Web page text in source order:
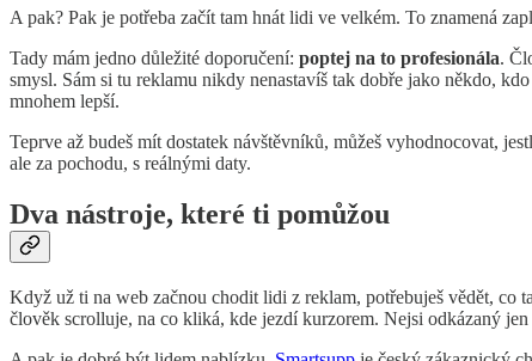
A pak? Pak je potřeba začít tam hnát lidi ve velkém. To znamená
Tady mám jedno důležité doporučení: poptej na to profesionála.
smysl. Sám si tu reklamu nikdy nenastavíš tak dobře jako někdo,
mnohem lepší.
Teprve až budeš mít dostatek návštěvníků, můžeš vyhodnocovat,
ale za pochodu, s reálnými daty.
Dva nástroje, které ti pomůžou
Když už ti na web začnou chodit lidi z reklam, potřebuješ vědět, co
člověk scrolluje, na co kliká, kde jezdí kurzorem. Nejsi odkázaný